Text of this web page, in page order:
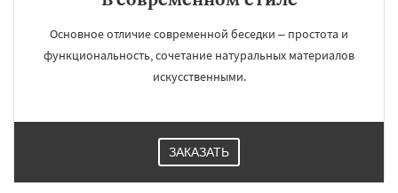
Основное отличие современной беседки – простота и
функциональность, сочетание натуральных материалов
искусственными.
ЗАКАЗАТЬ